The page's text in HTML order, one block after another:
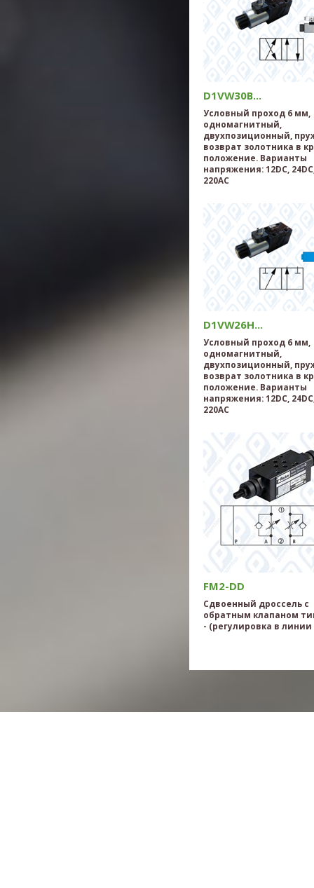
D1VW30B...
Условный проход 6 мм,
одномагнитный,
двухпозиционный,
возврат золотника в
положение. Варианты
напряжения: 12DC,
220AC
D1VW26H...
Условный проход 6 мм,
одномагнитный,
двухпозиционный,
возврат золотника в
положение. Варианты
напряжения: 12DC,
220AC
FM2-DD
Сдвоенный дроссель с
обратным клапаном
- (регулировка в линии